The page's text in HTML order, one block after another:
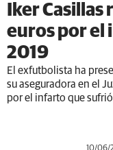
Iker
euros por el
2019
El exfutbolista ha
su aseguradora en el
por el infarto que